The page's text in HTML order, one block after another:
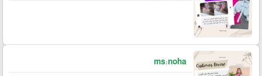
ms:noha